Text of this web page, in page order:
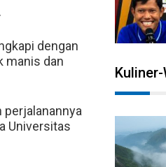
dengan
manis dan
perjalanannya
Universitas